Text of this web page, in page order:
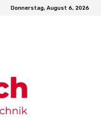
Donnerstag, August 6, 2026